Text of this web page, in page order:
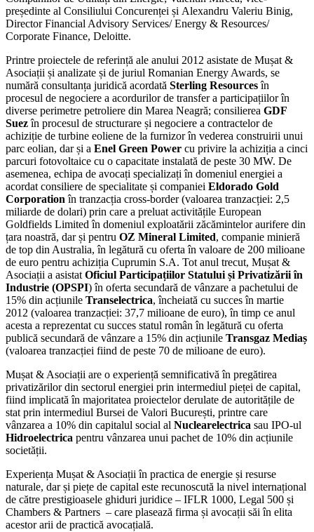
președinte al Consiliului Concurenței și Alexandru Valeriu Binig,
Director Financial Advisory Services/ Energy & Resources/
Corporate Finance, Deloitte.
Printre proiectele de referință ale anului 2012 asistate de Mușat &
Asociații și analizate și de juriul Romanian Energy Awards, se
numără consultanța juridică acordată Sterling Resourcesîn
procesul de negociere a acordurilor de transfer a participațiilor în
diverse perimetre petroliere din Marea Neagră; consilierea GDF
Suezîn procesul de structurare și negociere a contractelor de
achiziție de turbine eoliene de la furnizor în vederea construirii unui
parc eolian, dar și a Enel Green Power cu privire la achiziția a cinci
parcuri fotovoltaice cu o capacitate instalată de peste 30 MW. De
asemenea, echipa de avocați specializați în domeniul energiei a
acordat consiliere de specialitate și companiei Eldorado Gold
Corporation în tranzacția cross-border (valoarea tranzacției: 2,5
miliarde de dolari) prin care a preluat activitățile European
Goldfields Limited în domeniul exploatării zăcămintelor aurifere din
țara noastră, dar și pentru OZ Mineral Limited, companie minieră
de top din Australia, în legătură cu oferta în valoare de 200 milioane
de euro pentru achiziția Cuprumin S.A. Tot anul trecut, Mușat &
Asociații a asistat Oficiul Participațiilor Statului și Privatizării în
Industrie (OPSPI) în oferta secundară de vânzare a pachetului de
15% din acțiunile Transelectrica, încheiată cu succes în martie
2012 (valoarea tranzacției: 37,7 milioane de euro), în timp ce anul
acesta a reprezentat cu succes statul român în legătură cu oferta
publică secundară de vânzare a 15% din acțiunile Transgaz Mediaș
(valoarea tranzacției fiind de peste 70 de milioane de euro).
Mușat & Asociații are o experiență semnificativă în pregătirea
privatizărilor din sectorul energiei prin intermediul pieței de capital,
fiind implicată în majoritatea proiectelor derulate de autoritățile de
stat prin intermediul Bursei de Valori București, printre care
vânzarea a 10% din capitalul social al Nuclearelectrica sau IPO-ul
Hidroelectrica pentru vânzarea unui pachet de 10% din acțiunile
societății.
Experiența Mușat & Asociații în practica de energie și resurse
naturale, dar și piețe de capital este recunoscută la nivel internațional
de către prestigioasele ghiduri juridice – IFLR 1000, Legal 500 și
Chambers & Partners – care plasează firma și avocații săi în elita
acestor arii de practică avocațială.